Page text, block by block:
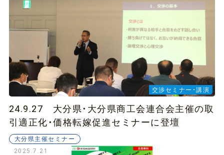
交渉セミナー・講演
24.9.27 大分県・大分県商工会連合会主催の取
引適正化・価格転嫁促進セミナーに登壇
大分県主催セミナー
2025.7.21